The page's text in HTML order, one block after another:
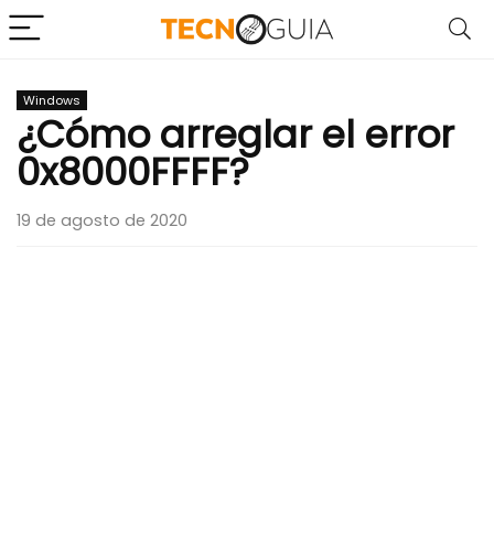
Windows
¿Cómo arreglar el error
0x8000FFFF?
19 de agosto de 2020